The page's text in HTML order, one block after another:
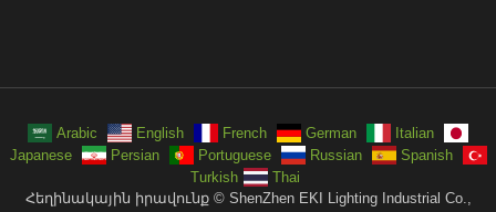
Arabic English French German
Italian
Japanese
Persian Portuguese Russian
Spanish
Turkish
Thai
Հեղինակային իրավունք © ShenZhen EKI Lighting Industrial Co.,